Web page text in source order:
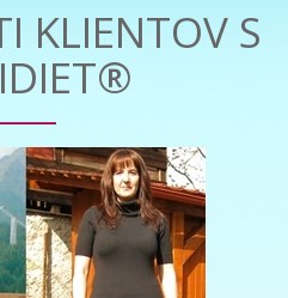
KLIENTOV S